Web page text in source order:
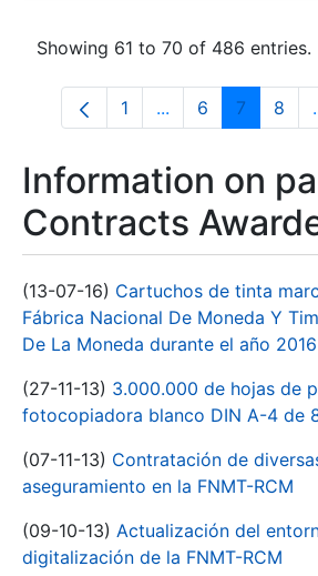
Showing 61 to 70 of 486 entries.
Page
1 ...Intermediate
Page
6 Page
7 8
Information on
Contracts
(13-07-16) Cartuchos de tinta
Fábrica Nacional De Moneda Y
De La Moneda durante el año 2016
(27-11-13) 3.000.000 de hojas de
fotocopiadora blanco DIN A-4 de
(07-11-13) Contratación de
aseguramiento en la FNMT-RCM
(09-10-13) Actualización del
digitalización de la FNMT-RCM